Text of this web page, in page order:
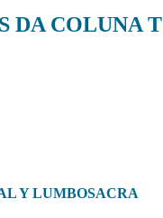
DA COLUNA
Y LUMBOSACRA